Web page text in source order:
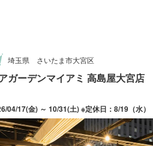
埼玉県 さいたま市大宮区
ガーデンマイアミ 高島屋大宮店
04/17(金) ～ 10/31(土) ※定休日：8/19（水）